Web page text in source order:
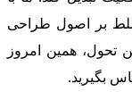
بر اصول طراحی
تحول، همین امروز
بگیرید.